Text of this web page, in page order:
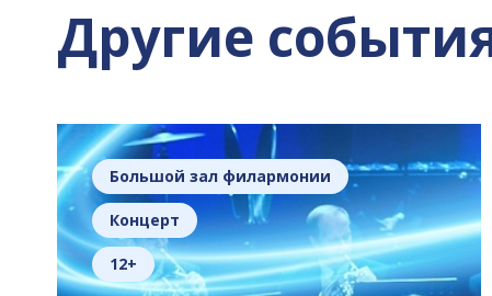
Другие
Большой зал филармонии
Концерт
12+